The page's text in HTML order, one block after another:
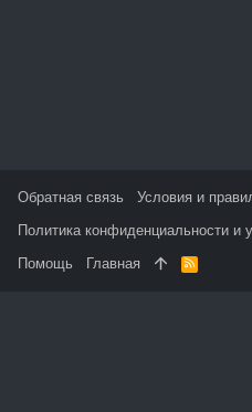
Обратная связь
Условия и
Политика конфиденциальности и
Помощь
Главная
R